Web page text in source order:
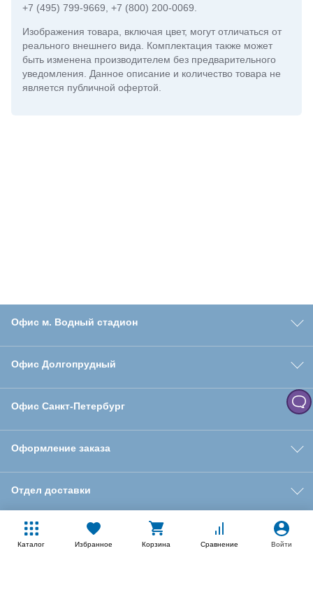
Каталог Избранное Корзина Сравнение Войти
+7 (495) 799-9669 +7 (800) 200-0069
Изображения товара, включая цвет, могут отличаться от
реального внешнего вида. Комплектация также может
быть изменена производителем без предварительного
уведомления. Данное описание и количество товара не
является публичной офертой.
Офис м. Водный стадион
Офис Долгопрудный
Офис Санкт‑Петербург
Оформление заказа
Отдел доставки
Покупателям